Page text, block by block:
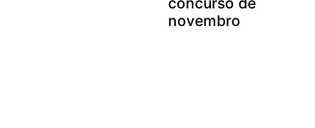
novembro